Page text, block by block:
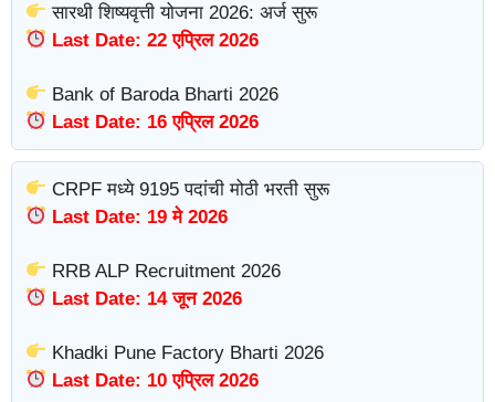
सारथी शिष्यवृत्ती योजना 2026: अर्ज सुरू
Last Date: 22 एप्रिल 2026
Bank of Baroda Bharti 2026
Last Date: 16 एप्रिल 2026
CRPF मध्ये 9195 पदांची मोठी भरती सुरू
Last Date: 19 मे 2026
RRB ALP Recruitment 2026
Last Date: 14 जून 2026
Khadki Pune Factory Bharti 2026
Last Date: 10 एप्रिल 2026